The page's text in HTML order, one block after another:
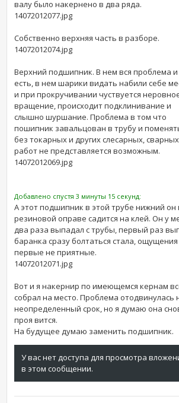
валу было накернено в два ряда.
14072012077.jpg
Собственно верхняя часть в разборе.
14072012074.jpg
Верхний подшипник. В нем вся проблема и
есть, в нем шарики видать набили себе
и при прокручивании чуствуется
вращение, происходит подклинивание и
слышно шуршание. Проблема в том что
пошипник завальцован в трубу и
без токарных и других слесарных, сварных
работ не представляется возможным.
14072012069.jpg
Добавлено спустя 3 минуты 15 секунд:
А этот подшипник в этой трубе нижний он
резиновой оправе садится на клей. Он у
два раза выпадал с трубы, первый раз
баранка сразу болтаться стала, ощущения
первые не приятные.
14072012071.jpg
Вот и я накернир по имеющемся кернам
собрал на место. Проблема отодвинулась
неопределенный срок, но я думаю она
проя вится.
На будущее думаю заменить подшипник.
У вас нет доступа для просмотра
в этом сообщении.